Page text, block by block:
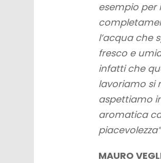
esempio per
l’acqua che
fresco e
infatti che
lavoriamo si
aspettiamo
aromatica
piacevolezza”
MAURO